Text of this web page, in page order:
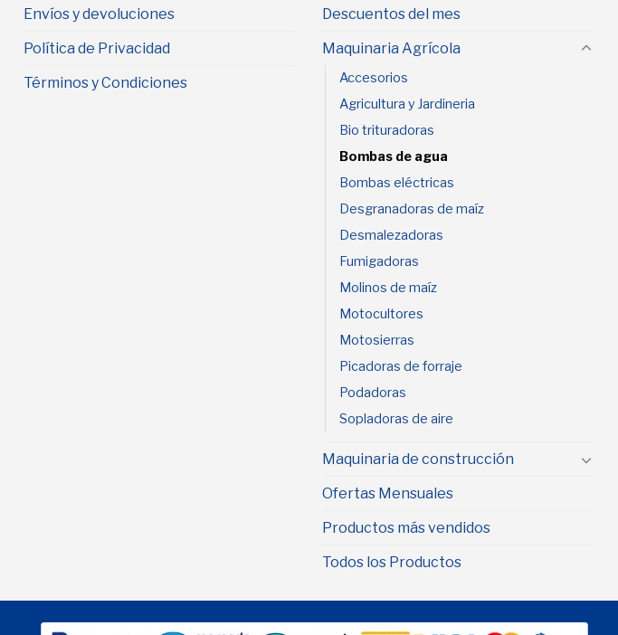
Envíos y devoluciones
Política de Privacidad
Términos y Condiciones
Descuentos del mes
Maquinaria Agrícola
Accesorios
Agricultura y Jardineria
Bio trituradoras
Bombas de agua
Bombas eléctricas
Desgranadoras de maíz
Desmalezadoras
Fumigadoras
Molinos de maíz
Motocultores
Motosierras
Picadoras de forraje
Podadoras
Sopladoras de aire
Maquinaria de construcción
Ofertas Mensuales
Productos más vendidos
Todos los Productos